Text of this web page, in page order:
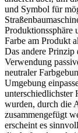
und Symbol für
Produktionssphäre
Farbe am Produkt
Das andere Prinzip
Verwendung
neutraler
Umgebung
unterschiedlichster
wurden, durch die
zusammengefügt
erscheint es